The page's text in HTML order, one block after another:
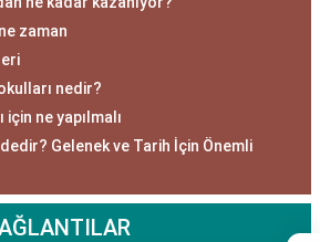
zaman
nedir?
için ne yapılmalı
Gelenek ve Tarih İçin Önemli